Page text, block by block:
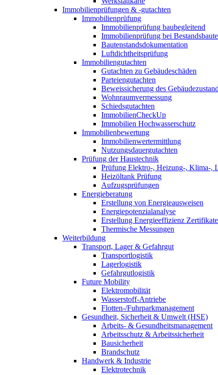
Immobilienprüfungen & -gutachten
Immobilienprüfung
Immobilienprüfung baubegleitend
Immobilienprüfung bei
Bautenstandsdokumentation
Luftdichtheitsprüfung
Immobiliengutachten
Gutachten zu Gebäudeschäden
Parteiengutachten
Beweissicherung des
Wohnraumvermessung
Schiedsgutachten
ImmobilienCheckUp
Immobilien Hochwasserschutz
Immobilienbewertung
Immobilienwertermittlung
Nutzungsdauergutachten
Prüfung der Haustechnik
Prüfung Elektro-, Heizung-, Klima-,
Heizöltank Prüfung
Aufzugsprüfungen
Energieberatung
Erstellung von Energieausweisen
Energiepotenzialanalyse
Erstellung Energieeffizienz Zertifikate
Thermische Messungen
Weiterbildung
Transport, Lager & Gefahrgut
Transportlogistik
Lagerlogistik
Gefahrgutlogistik
Future Mobility
Elektromobilität
Wasserstoff-Antriebe
Flotten-/Fuhrparkmanagement
Gesundheit, Sicherheit & Umwelt (HSE)
Arbeits- & Gesundheitsmanagement
Arbeitsschutz & Arbeitssicherheit
Bausicherheit
Brandschutz
Handwerk & Industrie
Elektrotechnik